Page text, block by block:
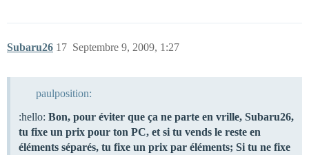
Subaru26 Septembre 9, 2009, 1:27
17
paulposition:
:hello: Bon, pour éviter que ça ne parte en vrille, Subaru26,
tu fixe un prix pour ton PC, et si tu vends le reste en
éléments séparés, tu fixe un prix par éléments; Si tu ne fixe